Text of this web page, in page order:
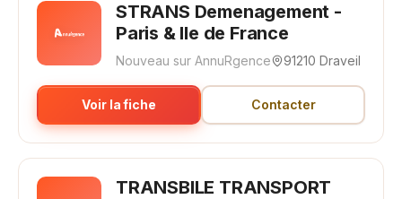
STRANS Demenagement -
Paris & Ile de France
Nouveau sur AnnuRgence 91210 Draveil
Voir la fiche Contacter
TRANSBILE TRANSPORT